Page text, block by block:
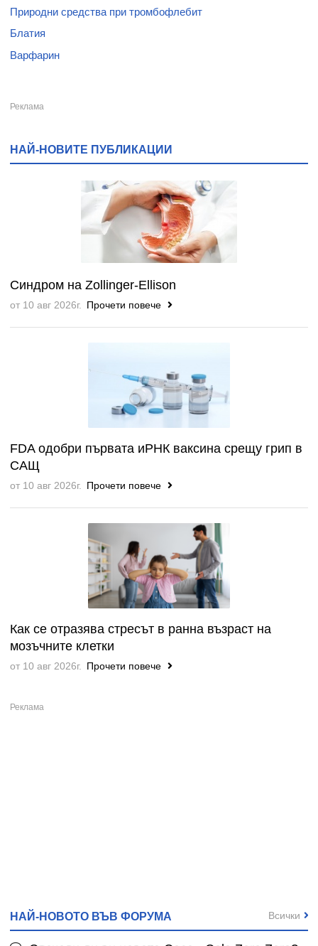
Природни средства при тромбофлебит
Блатия
Варфарин
НАЙ-НОВИТЕ ПУБЛИКАЦИИ
Синдром на Zollinger-Ellison
от 10 авг 2026г. Прочети повече
FDA одобри първата иРНК ваксина срещу грип в
САЩ
от 10 авг 2026г. Прочети повече
Как се отразява стресът в ранна възраст на
мозъчните клетки
от 10 авг 2026г. Прочети повече
НАЙ-НОВОТО ВЪВ ФОРУМА Всички